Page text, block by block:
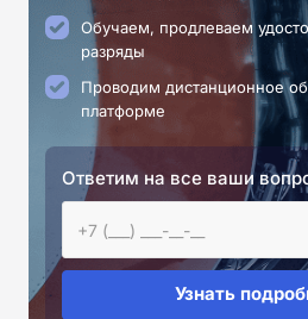
Обучаем, продлеваем
разряды
Проводим дистанционное
платформе
Ответим на все ваши
Узнать